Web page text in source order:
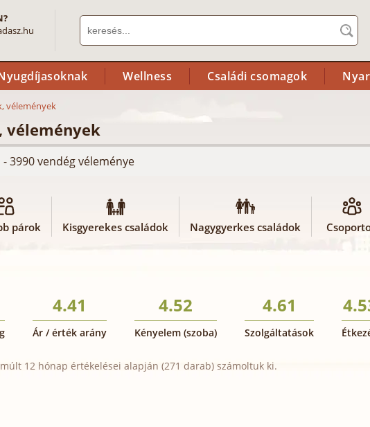
Wellness Családi csomagok
vélemények
vélemények
3990 vendég véleménye
párok Kisgyerekes családok Nagygyerkes családok
4.41
Ár / érték arány
4.52
Kényelem (szoba)
4.61
Szolgáltatások
12 hónap értékelései alapján (271 darab) számoltuk ki.